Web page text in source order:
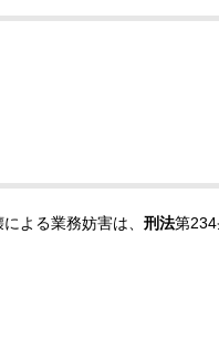
よる業務妨害は、 刑法第